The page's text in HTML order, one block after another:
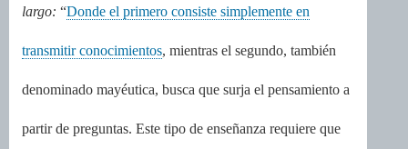
largo: “Donde el primero consiste simplemente en
transmitir conocimientos, mientras el segundo, también
denominado mayéutica, busca que surja el pensamiento a
partir de preguntas. Este tipo de enseñanza requiere que